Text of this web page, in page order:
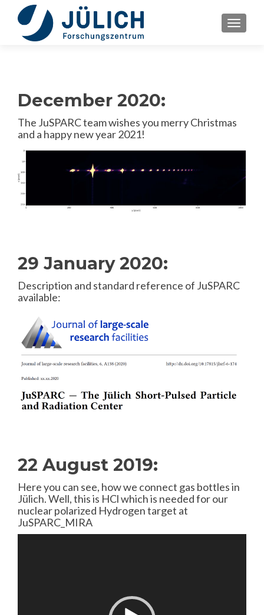
December 2020:
The JuSPARC team wishes you merry Christmas
and a happy new year 2021!
29 January 2020:
Description and standard reference of JuSPARC
available:
22 August 2019:
Here you can see, how we connect gas bottles in
Jülich. Well, this is HCl which is needed for our
nuclear polarized Hydrogen target at
JuSPARC_MIRA